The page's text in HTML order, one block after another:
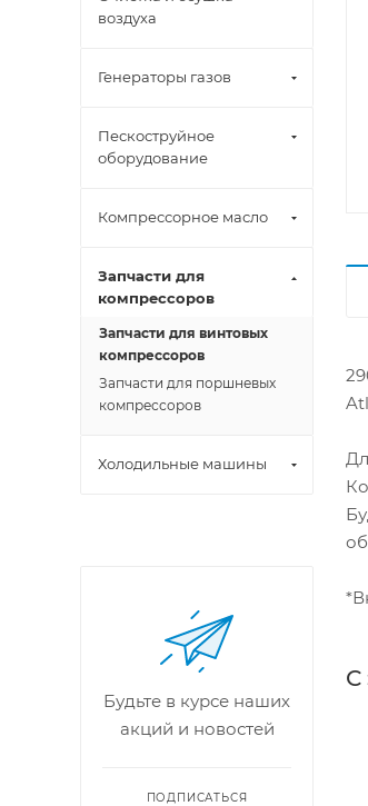
С
воздуха
Генераторы газов
Пескоструйное
оборудование
Компрессорное масло
Запчасти для
компрессоров
Запчасти для винтовых
компрессоров
Запчасти для поршневых
компрессоров
Холодильные машины
Будьте в курсе наших
акций и новостей
ПОДПИСАТЬСЯ